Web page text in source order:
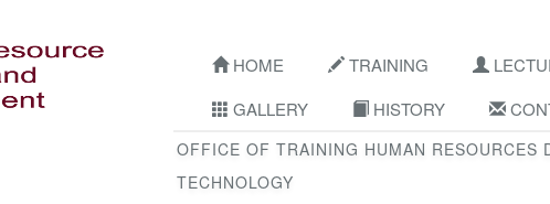
HOME TRAINING
GALLERY
HISTORY
OFFICE OF TRAINING HUMAN RESOURCES
TECHNOLOGY